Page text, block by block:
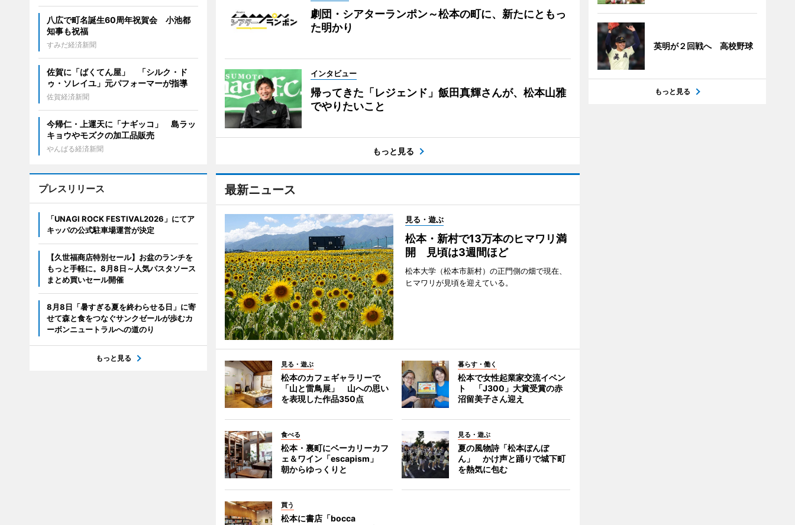
劇団・シアターランポン～松本の町に、新たにともっ
た明かり
インタビュー
帰ってきた「レジェンド」飯田真輝さんが、松本山雅
でやりたいこと
もっと見る
最新ニュース
見る・遊ぶ
松本・新村で13万本のヒマワリ満
開 見頃は3週間ほど
松本大学（松本市新村）の正門側の畑で現在、
ヒマワリが見頃を迎えている。
見る・遊ぶ
松本のカフェギャラリーで
「山と雷鳥展」 山への思い
を表現した作品350点
暮らす・働く
松本で女性起業家交流イベン
ト 「J300」大賞受賞の赤
沼留美子さん迎え
食べる
松本・裏町にベーカリーカフ
ェ＆ワイン「escapism」
朝からゆっくりと
見る・遊ぶ
夏の風物詩「松本ぼんぼ
ん」 かけ声と踊りで城下町
を熱気に包む
買う
松本に書店「bocca
八広で町名誕生60周年祝賀会 小池都
知事も祝福
すみだ経済新聞
佐賀に「ばくてん屋」 「シルク・ド
ゥ・ソレイユ」元パフォーマーが指導
佐賀経済新聞
今帰仁・上運天に「ナギッコ」 島ラッ
キョウやモズクの加工品販売
やんばる経済新聞
プレスリリース
「UNAGI ROCK FESTIVAL2026」にてア
キッパの公式駐車場運営が決定
【久世福商店特別セール】お盆のランチを
もっと手軽に。8月8日～人気パスタソース
まとめ買いセール開催
8月8日「暑すぎる夏を終わらせる日」に寄
せて森と食をつなぐサンクゼールが歩むカ
ーボンニュートラルへの道のり
もっと見る
英明が２回戦へ 高校野球
もっと見る